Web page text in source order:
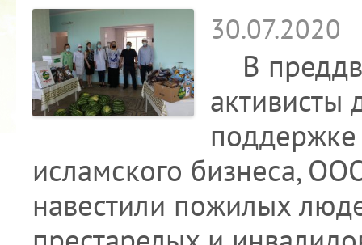
30.07.2020
В
активисты
исламского бизнеса,
навестили пожилых